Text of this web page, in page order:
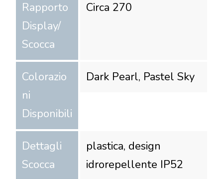
Rapporto
Display/
Scocca
Circa 270
Colorazio
ni
Disponibili
Dark Pearl, Pastel Sky
Dettagli
Scocca
plastica, design
idrorepellente IP52